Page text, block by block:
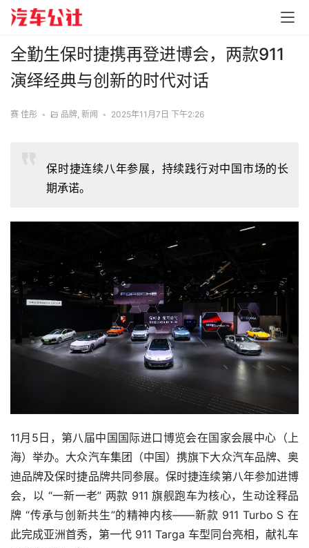
全勤生保时捷携再登进博会，两款911
演绎经典与创新的时代对话
赛 佳彤 • 品牌, 新闻 • 2025年11月7日 下午2:26
保时捷连续八年参展，持续践行对中国市场的长
期承诺。
11月5日，第八届中国国际进口博览会在国家会展中心（上
海）举办。大众汽车集团（中国）携旗下大众汽车品牌、奥
迪品牌及保时捷品牌共同参展。保时捷连续第八年参加进博
会，以 “一新一老” 两款 911 旗舰跑车为核心，生动诠释品
牌 “传承与创新共生”的精神内核——新款 911 Turbo S 在
此完成亚洲首秀，第一代 911 Targa 车型同台亮相，献礼车